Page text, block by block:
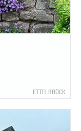
ETTELBRÜCK